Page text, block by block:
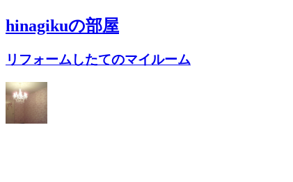
hinagikuの部屋
リフォームしたてのマイルーム